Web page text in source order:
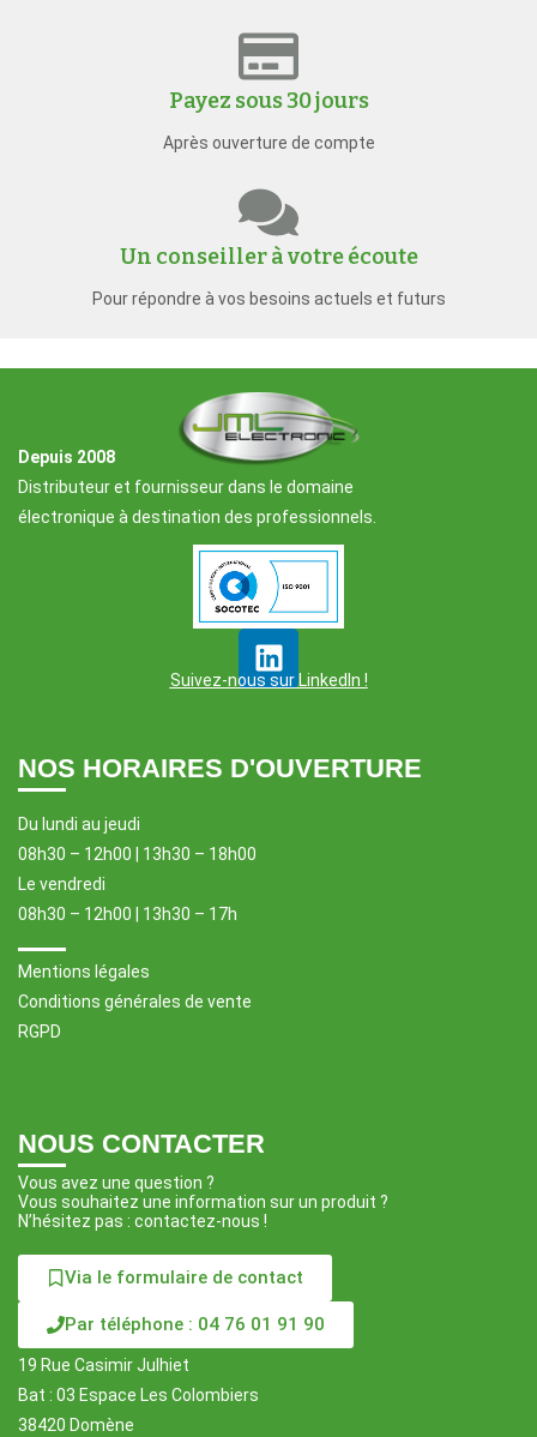
Payez sous 30 jours
Après ouverture de compte
Un conseiller à votre écoute
Pour répondre à vos besoins actuels et futurs
Depuis 2008
Distributeur et fournisseur dans le domaine
électronique à destination des professionnels.
Suivez-nous sur LinkedIn !
NOS HORAIRES D'OUVERTURE
Du lundi au jeudi
08h30 – 12h00 | 13h30 – 18h00
Le vendredi
08h30 – 12h00 | 13h30 – 17h
Mentions légales
Conditions générales de vente
RGPD
NOUS CONTACTER
Vous avez une question ?
Vous souhaitez une information sur un produit ?
N’hésitez pas : contactez-nous !
Via le formulaire de contact
Par téléphone : 04 76 01 91 90
19 Rue Casimir Julhiet
Bat : 03 Espace Les Colombiers
38420 Domène